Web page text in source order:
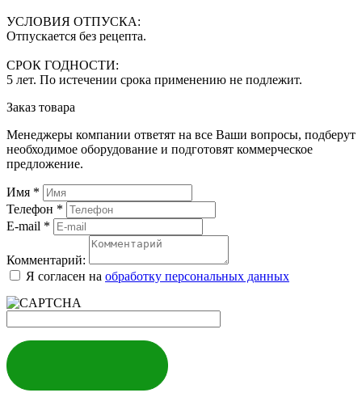
УСЛОВИЯ ОТПУСКА:
Отпускается без рецепта.
СРОК ГОДНОСТИ:
5 лет. По истечении срока применению не подлежит.
Заказ товара
Менеджеры компании ответят на все Ваши вопросы, подберут
необходимое оборудование и подготовят коммерческое
предложение.
Имя *
Телефон *
E-mail *
Комментарий:
Я согласен на обработку персональных данных